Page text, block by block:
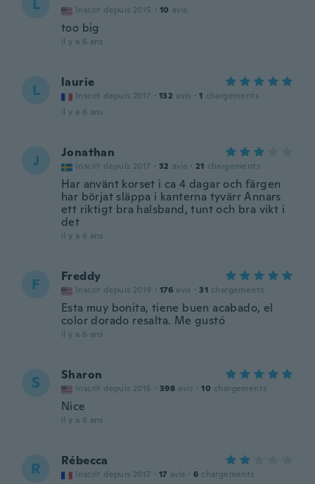
L Inscrit depuis 2015 · 10 avis
too big
il y a 6 ans
L laurie
Inscrit depuis 2017 · 132 avis · 1 chargements
il y a 6 ans
J Jonathan
Inscrit depuis 2017 · 32 avis · 21 chargements
Har använt korset i ca 4 dagar och färgen
har börjat släppa i kanterna tyvärr Annars
ett riktigt bra halsband, tunt och bra vikt i
det
il y a 6 ans
F Freddy
Inscrit depuis 2019 · 176 avis · 31 chargements
Esta muy bonita, tiene buen acabado, el
color dorado resalta. Me gustó
il y a 6 ans
S Sharon
Inscrit depuis 2015 · 398 avis · 10 chargements
Nice
il y a 6 ans
R Rébecca
Inscrit depuis 2017 · 17 avis · 6 chargements